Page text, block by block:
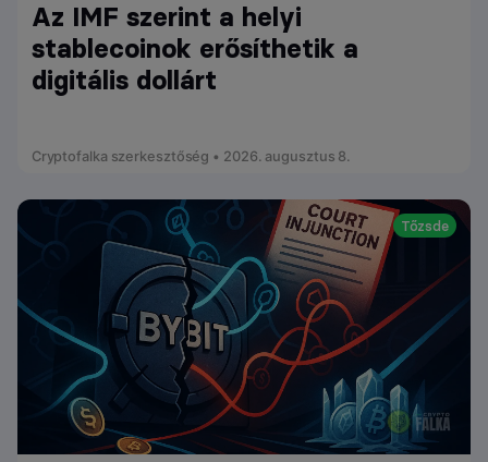
Az IMF szerint a helyi
stablecoinok erősíthetik a
digitális dollárt
Cryptofalka szerkesztőség • 2026. augusztus 8.
Tőzsde